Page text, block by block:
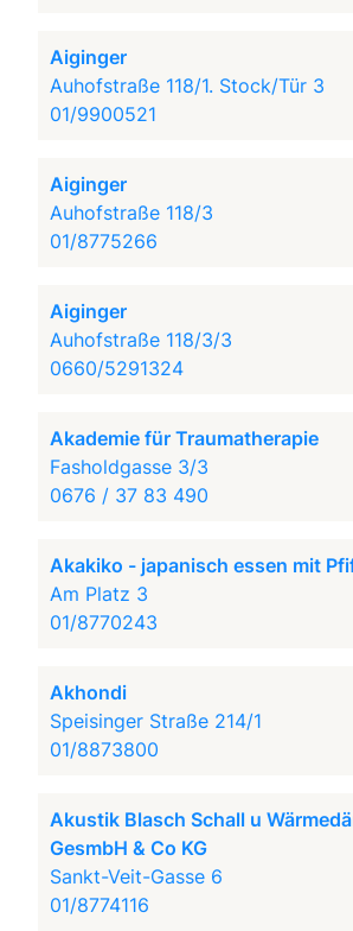
Aiginger
Auhofstraße 118/1. Stock/Tür 3
01/9900521
Aiginger
Auhofstraße 118/3
01/8775266
Aiginger
Auhofstraße 118/3/3
0660/5291324
Akademie für Traumatherapie
Fasholdgasse 3/3
0676 / 37 83 490
Akakiko - japanisch essen mit
Am Platz 3
01/8770243
Akhondi
Speisinger Straße 214/1
01/8873800
Akustik Blasch Schall u
GesmbH & Co KG
Sankt-Veit-Gasse 6
01/8774116